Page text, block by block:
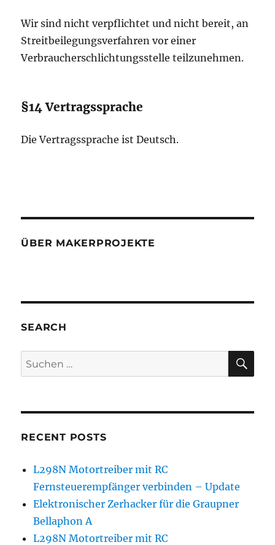
Wir sind nicht verpflichtet und nicht bereit, an
Streitbeilegungsverfahren vor einer
Verbraucherschlichtungsstelle teilzunehmen.
§14 Vertragssprache
Die Vertragssprache ist Deutsch.
ÜBER MAKERPROJEKTE
SEARCH
Suchen
nach:
RECENT POSTS
L298N Motortreiber mit RC
Fernsteuerempfänger verbinden – Update
Elektronischer Zerhacker für die Graupner
Bellaphon A
L298N Motortreiber mit RC